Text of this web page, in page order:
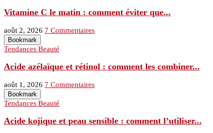
Vitamine C le matin : comment éviter que...
août 2, 2026 7 Commentaires
Bookmark
Tendances Beauté
Acide azélaïque et rétinol : comment les combiner...
août 1, 2026 7 Commentaires
Bookmark
Tendances Beauté
Acide kojique et peau sensible : comment l’utiliser...